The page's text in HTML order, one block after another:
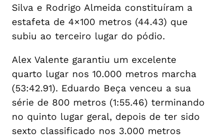
Silva e Rodrigo Almeida constituíram a
estafeta de 4×100 metros (44.43) que
subiu ao terceiro lugar do pódio.
Alex Valente garantiu um excelente
quarto lugar nos 10.000 metros marcha
(53:42.91). Eduardo Beça venceu a sua
série de 800 metros (1:55.46) terminando
no quinto lugar geral, depois de ter sido
sexto classificado nos 3.000 metros